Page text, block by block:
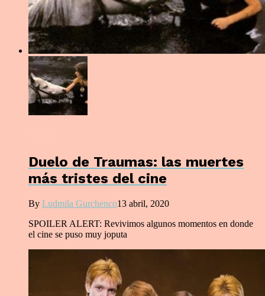
Duelo de Traumas: las muertes
más tristes del cine
By Ludmila Gurchenco13 abril, 2020
SPOILER ALERT: Revivimos algunos momentos en donde
el cine se puso muy joputa